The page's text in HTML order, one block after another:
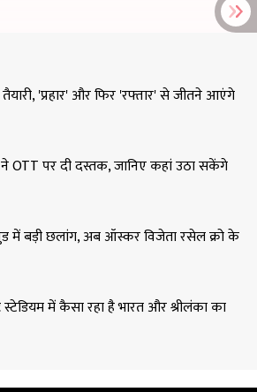
तैयारी, 'प्रहार' और फिर 'रफ्तार' से जीतने आएंगे
OTT पर दी दस्तक, जानिए कहां उठा सकेंगे
में बड़ी छलांग, अब ऑस्कर विजेता रसेल क्रो के
में कैसा रहा है भारत और श्रीलंका का